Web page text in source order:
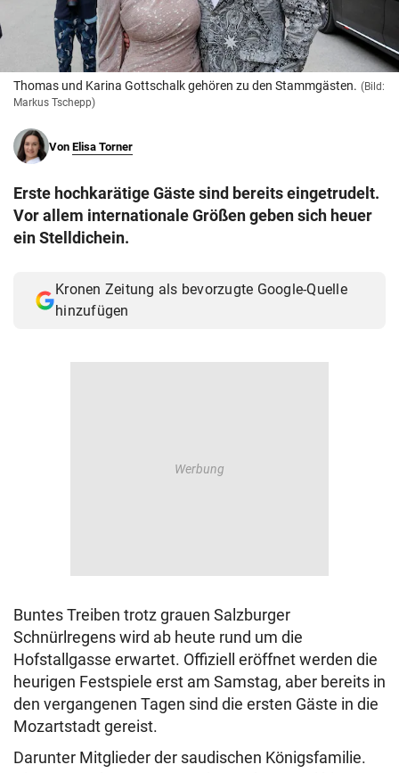
© Krone Multimedia GmbH & Co KG 2026
Muthgasse 2, 1190 Wien
Thomas und Karina Gottschalk gehören zu den Stammgästen. (Bild:
Markus Tschepp)
Von Elisa Torner
Erste hochkarätige Gäste sind bereits eingetrudelt.
Vor allem internationale Größen geben sich heuer
ein Stelldichein.
Kronen Zeitung als bevorzugte Google-Quelle
hinzufügen
Buntes Treiben trotz grauen Salzburger
Schnürlregens wird ab heute rund um die
Hofstallgasse erwartet. Offiziell eröffnet werden die
heurigen Festspiele erst am Samstag, aber bereits in
den vergangenen Tagen sind die ersten Gäste in die
Mozartstadt gereist.
Darunter Mitglieder der saudischen Königsfamilie.